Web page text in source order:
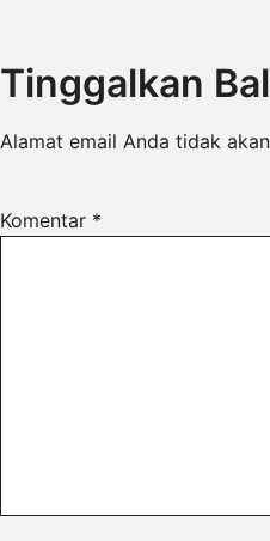
Tinggalkan
Alamat email Anda tidak
Komentar *